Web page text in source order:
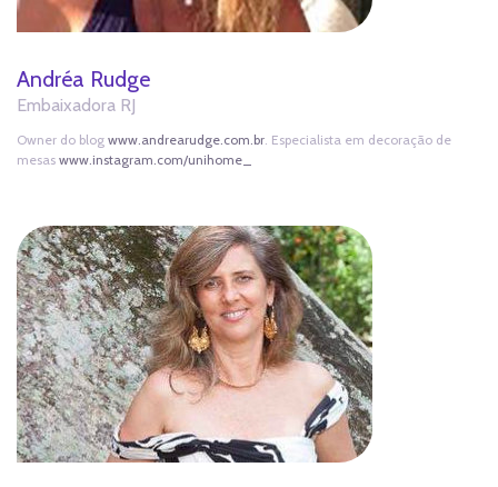
Andréa Rudge
Embaixadora RJ
Owner do blog www.andrearudge.com.br . Especialista em decoração de
mesas www.instagram.com/unihome_